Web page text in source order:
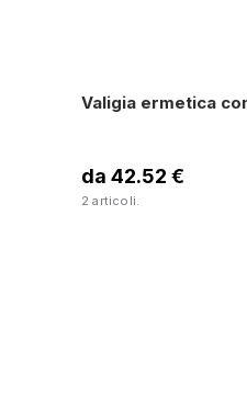
Valigia ermetica
da 42.52 €
2 articoli.